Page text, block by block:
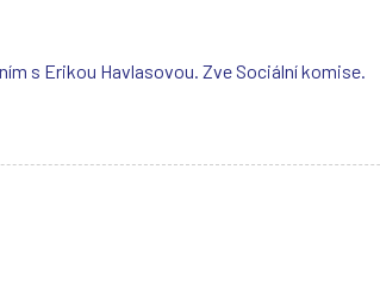
s Erikou Havlasovou. Zve Sociální komise.